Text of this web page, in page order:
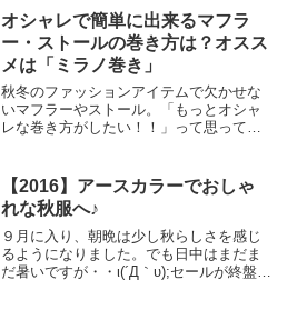
とめてみました。深みのある色、ゆった
りシルエットが多い今季の...
オシャレで簡単に出来るマフラ
ー・ストールの巻き方は？オスス
メは「ミラノ巻き」
秋冬のファッションアイテムで欠かせな
いマフラーやストール。「もっとオシャ
レな巻き方がしたい！！」って思って
くてテキトーになっちゃったり…😥「ボ
リューム感があってオシャレ...
【2016】アースカラーでおしゃ
れな秋服へ♪
９月に入り、朝晩は少し秋らしさを感じ
るようになりました。でも日中はまだま
だ暑いですが・・ι(´Д｀υ);セールが終盤に